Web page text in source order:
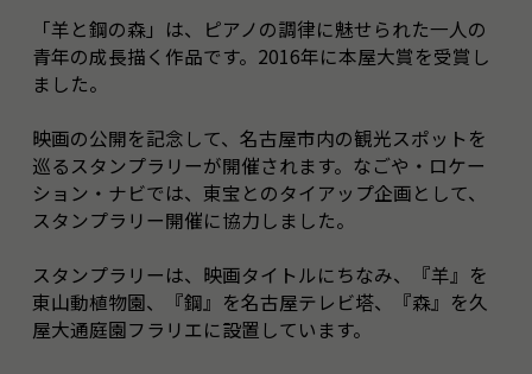
「羊と鋼の森」は、ピアノの調律に魅せられた一人の
青年の成長描く作品です。2016年に本屋大賞を受賞し
ました。
映画の公開を記念して、名古屋市内の観光スポットを
巡るスタンプラリーが開催されます。なごや・ロケー
ション・ナビでは、東宝とのタイアップ企画として、
スタンプラリー開催に協力しました。
スタンプラリーは、映画タイトルにちなみ、『羊』を
東山動植物園、『鋼』を名古屋テレビ塔、『森』を久
屋大通庭園フラリエに設置しています。